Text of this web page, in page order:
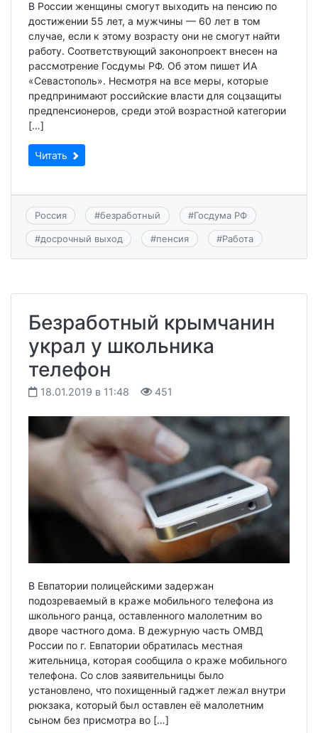
В России женщины смогут выходить на пенсию по
достижении 55 лет, а мужчины — 60 лет в том
случае, если к этому возрасту они не смогут найти
работу. Соответствующий законопроект внесен на
рассмотрение Госдумы РФ. Об этом пишет ИА
«Севастополь». Несмотря на все меры, которые
предпринимают российские власти для соцзащиты
предпенсионеров, среди этой возрастной категории
[…]
Читать
Россия #безработный #Госдума РФ
#досрочный выход #пенсия #Работа
Безработный крымчанин
украл у школьника
телефон
18.01.2019 в 11:48 451
В Евпатории полицейскими задержан
подозреваемый в краже мобильного телефона из
школьного ранца, оставленного малолетним во
дворе частного дома. В дежурную часть ОМВД
России по г. Евпатории обратилась местная
жительница, которая сообщила о краже мобильного
телефона. Со слов заявительницы было
установлено, что похищенный гаджет лежал внутри
рюкзака, который был оставлен её малолетним
сыном без присмотра во […]